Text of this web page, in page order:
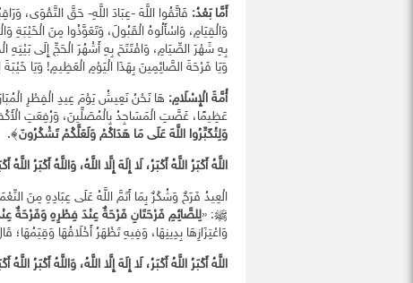
أَمَّا بَعْدُ: فَاتَّقُوا اللَّهَ -عِبَادَ اللَّهِ- حَقَّ التَّقْوَى،
وَالْقِيَامِ، وَاسْأَلُوهُ الْقَبُولَ، وَتَعَوَّذُوا مِنَ الْخَيْبَةِ
بِهِ شَهْرَ الصِّيَامِ، وَافْتَتَحَ بِهِ أَشْهُرَ الْحَجِّ إِلَى بَيْتِهِ
وَيَا فَرْحَةَ الصَّائِمِينَ بِهَذَا الْيَوْمِ الْعَظِيمِ! وَيَا
أُمَّةَ الْإِسْلَامِ: هَا نَحْنُ نَعِيشُ يَوْمَ عِيدِ الْفِطْرِ
عَظِيمًا، غَصَّتِ الْمَسَاجِدُ بِالْمُصَلِّينَ، وَرُفِعَتِ الْأَكُفُّ
وَلِتُكَبِّرُوا اللَّهَ عَلَى مَا هَدَاكُمْ وَلَعَلَّكُمْ تَشْكُرُونَ﴾.
اللَّهُ أَكْبَرُ اللَّهُ أَكْبَرُ، لَا إِلَهَ إِلَّا اللَّهُ، وَاللَّهُ أَكْبَرُ اللَّهُ
الْعِيدُ فَرَحٌ وَشُكْرٌ بِمَا أَتَمَّ اللَّهُ عَلَى عِبَادِهِ مِنَ
ﷺ: «لِلصَّائِمِ فَرْحَتَانِ فَرْحَةٌ عِنْدَ فِطْرِهِ وَفَرْحَةٌ
وَاعْتِزَازِهَا بِدِينِهَا، وَفِيهِ تَظْهَرُ أَخْلَاقُهَا وَقِيَمُهَا؛
اللَّهُ أَكْبَرُ اللَّهُ أَكْبَرُ، لَا إِلَهَ إِلَّا اللَّهُ، وَاللَّهُ أَكْبَرُ اللَّهُ